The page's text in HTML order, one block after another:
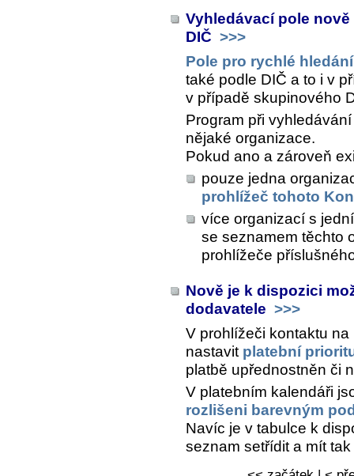
Vyhledávací pole
DIČ >>>
Pole pro rychlé
také podle DIČ a to i v
v případě skupinového
Program při
nějaké organizace.
Pokud ano a zároveň
pouze jedna
prohlížeč tohoto
více organizací s
se seznamem těchto
prohlížeče
Nově je k dispozici
dodavatele >>>
V prohlížeči kontaktu
nastavit platební
platbě upřednostněn či
V platebním kalendáři
rozlišeni barevným
Navíc je v tabulce k
seznam setřídit a mít